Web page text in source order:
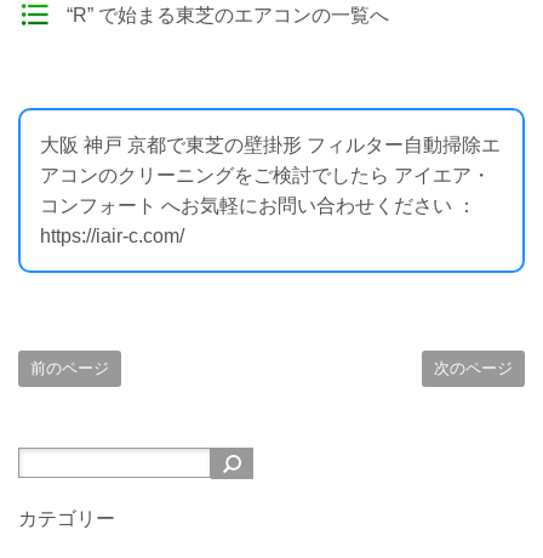
“R” で始まる東芝のエアコンの一覧へ
大阪 神戸 京都で東芝の壁掛形 フィルター自動掃除エ
アコンのクリーニングをご検討でしたら アイエア・
コンフォート へお気軽にお問い合わせください ：
https://iair-c.com/
前のページ 次のページ
カテゴリー